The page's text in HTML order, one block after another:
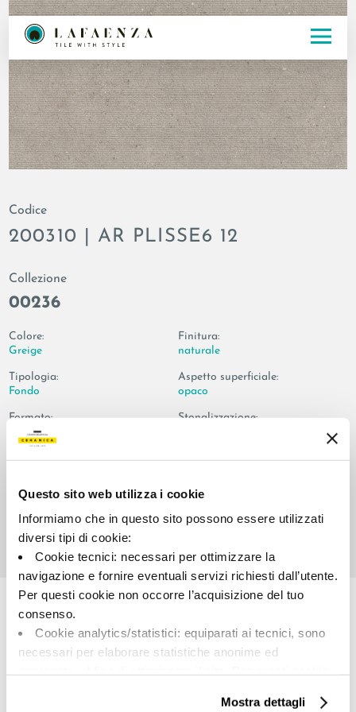
Questo sito web utilizza i cookie
Informiamo che in questo sito possono essere utilizzati
diversi tipi di cookie:
Cookie tecnici: necessari per ottimizzare la
navigazione e fornire eventuali servizi richiesti dall’utente.
Per questi cookie non occorre l’acquisizione del tuo
consenso.
Cookie analytics/statistici: equiparati ai tecnici, sono
necessari per elaborare statistiche anonime ed
Cookie di profilazione/marketing: sono utilizzati, solo
Mostra dettagli
Codice
200310 | AR PLISSE6 12
Collezione
00236
Colore:
Greige
Tipologia:
Fondo
Formato:
60.0x120.0
Finitura:
naturale
Aspetto superficiale:
opaco
Stonalizzazione:
Unità di misura:
Share: